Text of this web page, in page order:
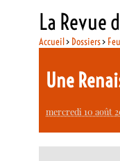
La Revue
Accueil> Dossiers>
Une
mercredi 10 août